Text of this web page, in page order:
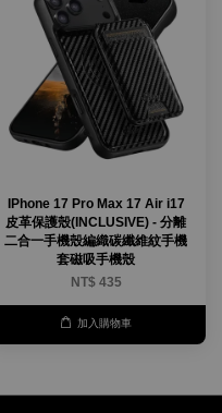
IPhone 17 Pro Max 17 Air i17
皮革保護殼(INCLUSIVE) - 分離
二合一手機殼編織碳纖維紋手機
套磁吸手機殼
NT$ 435
加入購物車